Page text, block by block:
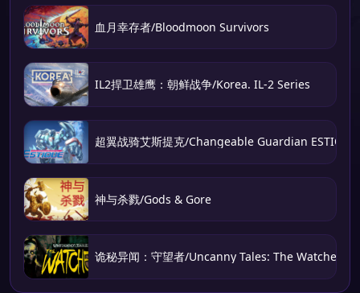
血月幸存者/Bloodmoon Survivors
IL2捍卫雄鹰：朝鲜战争/Korea. IL-2 Series
超翼战骑艾斯提克/Changeable Guardian ESTIQUE
神与杀戮/Gods & Gore
诡秘异闻：守望者/Uncanny Tales: The Watcher